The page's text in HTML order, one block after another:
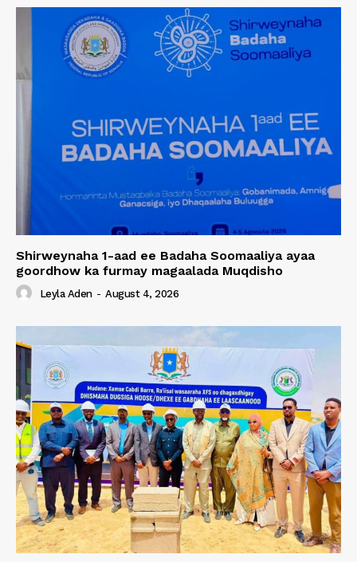
Shirweynaha 1-aad ee Badaha Soomaaliya ayaa
goordhow ka furmay magaalada Muqdisho
Leyla Aden - August 4, 2026